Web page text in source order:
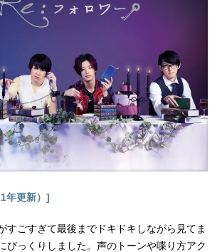
年更新）]
すごすぎて最後までドキドキしながら見てま
びっくりしました。声のトーンや喋り方アク